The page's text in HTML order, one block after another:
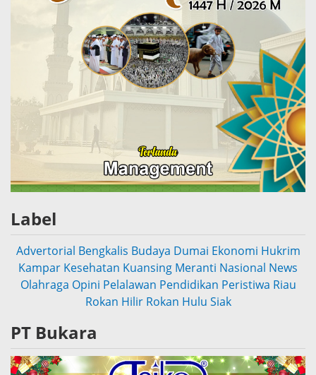
Label
Advertorial Bengkalis Budaya Dumai Ekonomi Hukrim
Kampar Kesehatan Kuansing Meranti Nasional News
Olahraga Opini Pelalawan Pendidikan Peristiwa Riau
Rokan Hilir Rokan Hulu Siak
PT Bukara